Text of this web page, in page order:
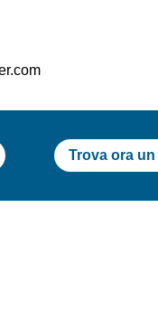
Trova ora